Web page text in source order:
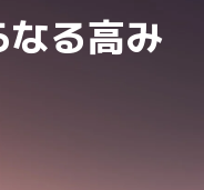
なる高み